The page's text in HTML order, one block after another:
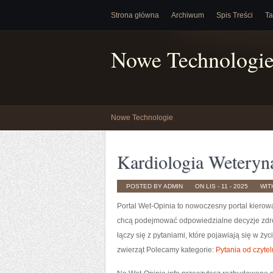
Strona główna Archiwum Spis Treści
Nowe
Nowe Technologie
Kardiologia
POSTED BY ADMIN ON LIS - 11 - 2025
Portal Wet-Opinia to nowoczesny portal
chcą podejmować odpowiedzialne decyzje
łączy się z pytaniami, które pojawiają się w
zwierząt Polecamy kategorie: Pytania od